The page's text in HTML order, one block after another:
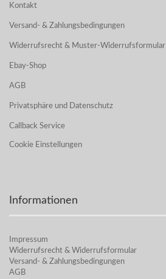
Kontakt
Versand- & Zahlungsbedingungen
Widerrufsrecht & Muster-Widerrufsformular
Ebay-Shop
AGB
Privatsphäre und Datenschutz
Callback Service
Cookie Einstellungen
Informationen
Impressum
Widerrufsrecht & Widerrufsformular
Versand- & Zahlungsbedingungen
AGB